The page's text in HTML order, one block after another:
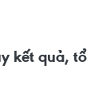
kết quả, tổ